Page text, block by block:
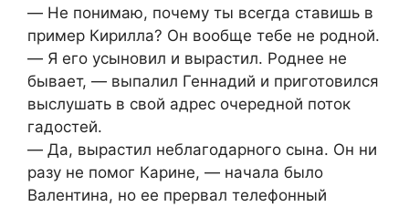
― Не понимаю, почему ты всегда ставишь в
пример Кирилла? Он вообще тебе не родной.
― Я его усыновил и вырастил. Роднее не
бывает, ― выпалил Геннадий и приготовился
выслушать в свой адрес очередной поток
гадостей.
― Да, вырастил неблагодарного сына. Он ни
разу не помог Карине, ― начала было
Валентина, но ее прервал телефонный